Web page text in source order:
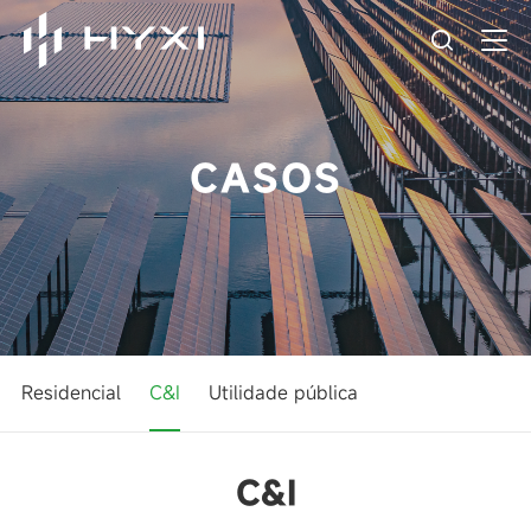
CASOS
Residencial C&I Utilidade pública
C&I